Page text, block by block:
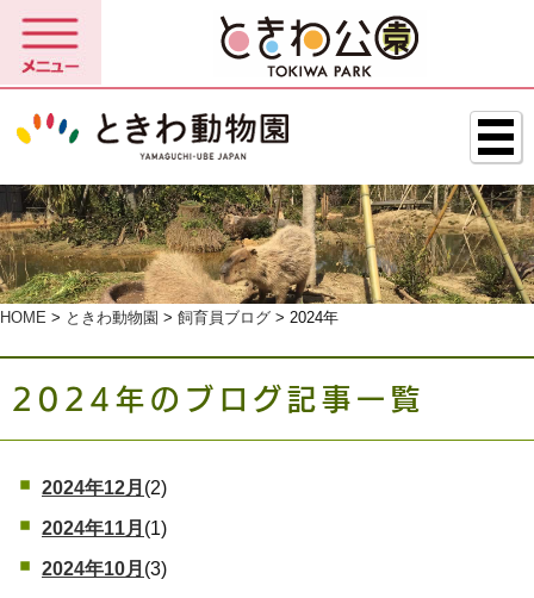
HOME > ときわ動物園 > 飼育員ブログ > 2024年
2024年のブログ記事一覧
2024年12月 (2)
2024年11月 (1)
2024年10月 (3)